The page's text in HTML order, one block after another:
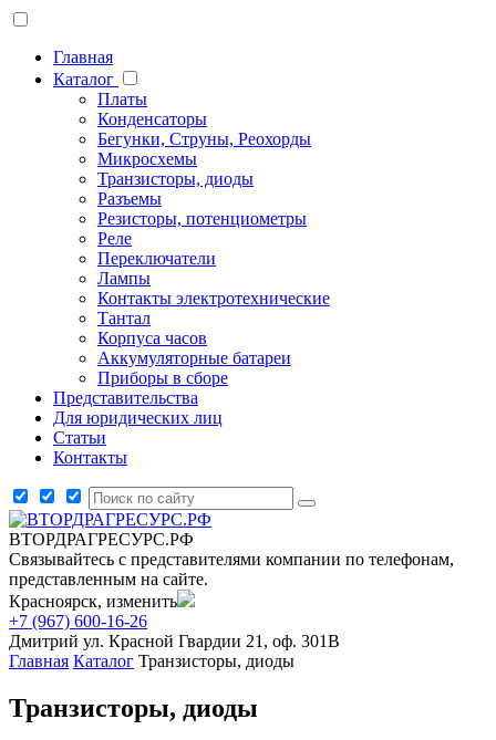
Главная
Каталог
Платы
Конденсаторы
Бегунки, Струны, Реохорды
Микросхемы
Транзисторы, диоды
Разъемы
Резисторы, потенциометры
Реле
Переключатели
Лампы
Контакты электротехнические
Тантал
Корпуса часов
Аккумуляторные батареи
Приборы в сборе
Представительства
Для юридических лиц
Статьи
Контакты
ВТОРДРАГРЕСУРС.РФ
Связывайтесь с представителями компании по телефонам,
представленным на сайте.
Красноярск, изменить
+7 (967) 600-16-26
Дмитрий ул. Красной Гвардии 21, оф. 301В
Главная Каталог Транзисторы, диоды
Транзисторы, диоды